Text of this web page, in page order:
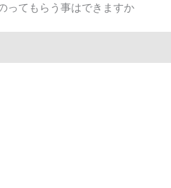
ってもらう事はできますか